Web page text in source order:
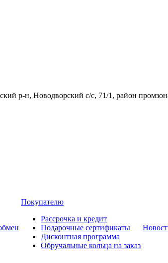
р-н, Новодворский с/с, 71/1, район
Покупателю
Рассрочка и кредит
Подарочные сертификаты
Дисконтная программа
Обручальные кольца на заказ